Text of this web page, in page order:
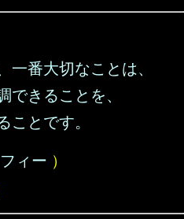
一番大切なことは、
できることを、
ことです。
ィー ）